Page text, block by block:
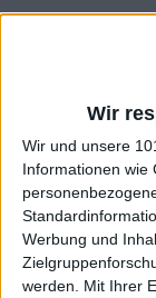
Wir
Wir und unsere
Informationen wie
Werbung und
werden.
Mit Ihrer